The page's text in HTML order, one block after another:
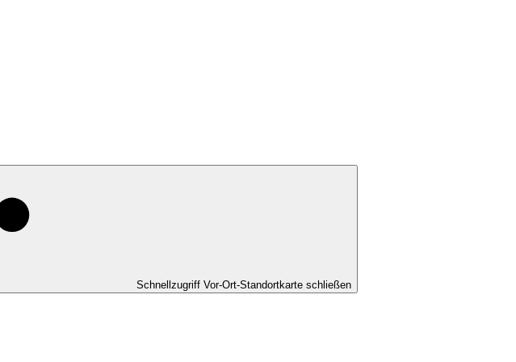
Schnellzugriff Vor-Ort-Standortkarte schließen